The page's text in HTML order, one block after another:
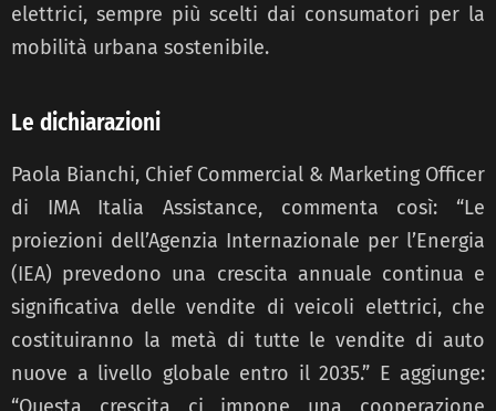
elettrici, sempre più scelti dai consumatori per la
mobilità urbana sostenibile.
Le dichiarazioni
Paola Bianchi, Chief Commercial & Marketing Officer
di IMA Italia Assistance, commenta così: “Le
proiezioni dell’Agenzia Internazionale per l’Energia
(IEA) prevedono una crescita annuale continua e
significativa delle vendite di veicoli elettrici, che
costituiranno la metà di tutte le vendite di auto
nuove a livello globale entro il 2035.” E aggiunge: